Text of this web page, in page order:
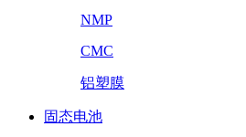
NMP
CMC
铝塑膜
固态电池